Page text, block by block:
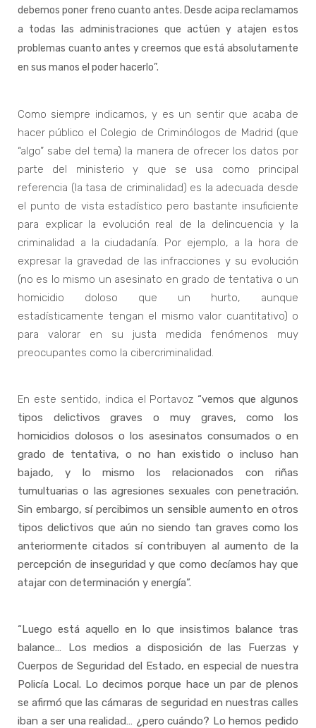
debemos poner freno cuanto antes. Desde acipa reclamamos
a todas las administraciones que actúen y atajen estos
problemas cuanto antes y creemos que está absolutamente
en sus manos el poder hacerlo”.
Como siempre indicamos, y es un sentir que acaba de
hacer público el Colegio de Criminólogos de Madrid (que
“algo” sabe del tema) la manera de ofrecer los datos por
parte del ministerio y que se usa como principal
referencia (la tasa de criminalidad) es la adecuada desde
el punto de vista estadístico pero bastante insuficiente
para explicar la evolución real de la delincuencia y la
criminalidad a la ciudadanía. Por ejemplo, a la hora de
expresar la gravedad de las infracciones y su evolución
(no es lo mismo un asesinato en grado de tentativa o un
homicidio doloso que un hurto, aunque
estadísticamente tengan el mismo valor cuantitativo) o
para valorar en su justa medida fenómenos muy
preocupantes como la cibercriminalidad.
En este sentido, indica el Portavoz “vemos que algunos
tipos delictivos graves o muy graves, como los
homicidios dolosos o los asesinatos consumados o en
grado de tentativa, o no han existido o incluso han
bajado, y lo mismo los relacionados con riñas
tumultuarias o las agresiones sexuales con penetración.
Sin embargo, sí percibimos un sensible aumento en otros
tipos delictivos que aún no siendo tan graves como los
anteriormente citados sí contribuyen al aumento de la
percepción de inseguridad y que como decíamos hay que
atajar con determinación y energía”.
“Luego está aquello en lo que insistimos balance tras
balance… Los medios a disposición de las Fuerzas y
Cuerpos de Seguridad del Estado, en especial de nuestra
Policía Local. Lo decimos porque hace un par de plenos
se afirmó que las cámaras de seguridad en nuestras calles
iban a ser una realidad… ¿pero cuándo? Lo hemos pedido